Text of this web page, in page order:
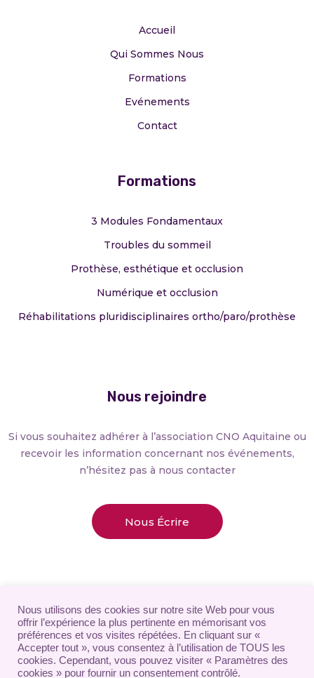
Accueil
Qui Sommes Nous
Formations
Evénements
Contact
Formations
3 Modules Fondamentaux
Troubles du sommeil
Prothèse, esthétique et occlusion
Numérique et occlusion
Réhabilitations pluridisciplinaires ortho/paro/prothèse
Nous rejoindre
Si vous souhaitez adhérer à l’association CNO Aquitaine ou
recevoir les information concernant nos événements,
n’hésitez pas à nous contacter
Nous Écrire
Mentions Légales|Charte de Confidentialité|
Conditions Générales de Vente |Règlement Intérieur
Nous utilisons des cookies sur notre site Web pour vous
offrir l’expérience la plus pertinente en mémorisant vos
préférences et vos visites répétées. En cliquant sur «
Accepter tout », vous consentez à l’utilisation de TOUS les
cookies. Cependant, vous pouvez visiter « Paramètres des
cookies » pour fournir un consentement contrôlé.